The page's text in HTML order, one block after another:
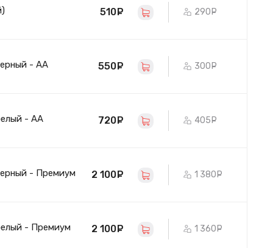
510 руб. 290
- AA
550 руб. 300
- AA
720 руб. 405
- Премиум
2 100 руб. 1 380
- Премиум
2 100 руб. 1 360